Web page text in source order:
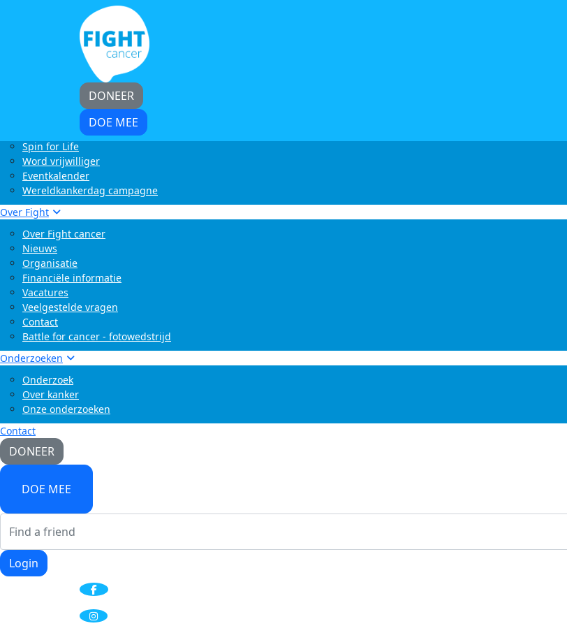
Start zelf een actie
Light at Night Walk
Rollercoaster Run
Swim to Fight Cancer
Buffelrun X Fight cancer
Tocht om de Noord
Spin for Life
Word vrijwilliger
Eventkalender
Wereldkankerdag campagne
Over Fight
Over Fight cancer
Nieuws
Organisatie
Financiële informatie
Vacatures
Veelgestelde vragen
Contact
Battle for cancer - fotowedstrijd
Onderzoeken
Onderzoek
Over kanker
Onze onderzoeken
Contact
DONEER
DOE MEE
Login
DONEER
DOE MEE